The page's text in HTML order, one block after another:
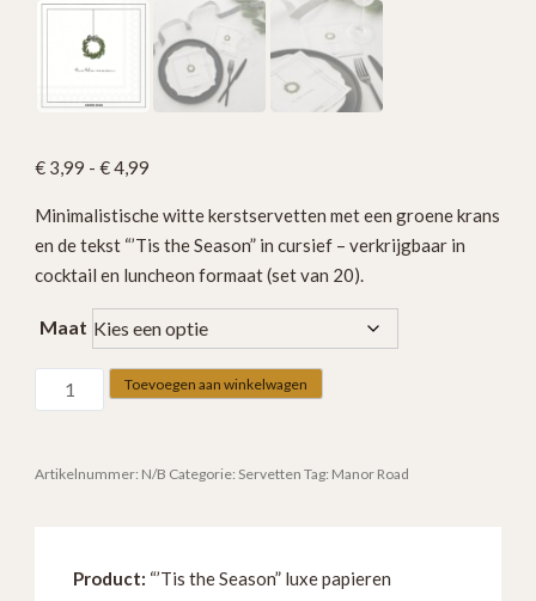
€ 3,99 - €4,99
tot
€ 4,99
Minimalistische witte kerstservetten met een groene krans
en de tekst “’Tis the Season” in cursief – verkrijgbaar in
cocktail en luncheon formaat (set van 20).
Maat
“Tis
the
Napkins
Luncheon
Toevoegen aan winkelwagen
Artikelnummer: N/B Categorie: Servetten Tag: Manor Road
Product: “’Tis the Season” luxe papieren